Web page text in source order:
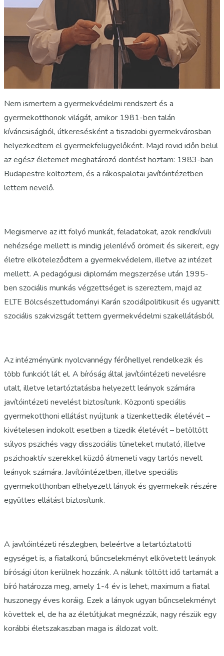
Nem ismertem a gyermekvédelmi rendszert és a
gyermekotthonok világát, amikor 1981-ben talán
kíváncsiságból, útkeresésként a tiszadobi gyermekvárosban
helyezkedtem el gyermekfelügyelőként. Majd rövid időn belül
az egész életemet meghatározó döntést hoztam: 1983-ban
Budapestre költöztem, és a rákospalotai javítóintézetben
lettem nevelő.
Megismerve az itt folyó munkát, feladatokat, azok rendkívüli
nehézsége mellett is mindig jelenlévő örömeit és sikereit, egy
életre elköteleződtem a gyermekvédelem, illetve az intézet
mellett. A pedagógusi diplomám megszerzése után 1995-
ben szociális munkás végzettséget is szereztem, majd az
ELTE Bölcsészettudományi Karán szociálpolitikusit és ugyanitt
szociális szakvizsgát tettem gyermekvédelmi szakellátásból.
Az intézményünk nyolcvannégy férőhellyel rendelkezik és
több funkciót lát el. A bíróság által javítóintézeti nevelésre
utalt, illetve letartóztatásba helyezett leányok számára
javítóintézeti nevelést biztosítunk. Központi speciális
gyermekotthoni ellátást nyújtunk a tizenkettedik életévét –
kivételesen indokolt esetben a tizedik életévét – betöltött
súlyos pszichés vagy disszociális tüneteket mutató, illetve
pszichoaktív szerekkel küzdő átmeneti vagy tartós nevelt
leányok számára. Javítóintézetben, illetve speciális
gyermekotthonban elhelyezett lányok és gyermekeik részére
együttes ellátást biztosítunk.
A javítóintézeti részlegben, beleértve a letartóztatotti
egységet is, a fiatalkorú, bűncselekményt elkövetett leányok
bírósági úton kerülnek hozzánk. A nálunk töltött idő tartamát a
bíró határozza meg, amely 1-4 év is lehet, maximum a fiatal
huszonegy éves koráig. Ezek a lányok ugyan bűncselekményt
követtek el, de ha az életútjukat megnézzük, nagy részük egy
korábbi életszakaszban maga is áldozat volt.